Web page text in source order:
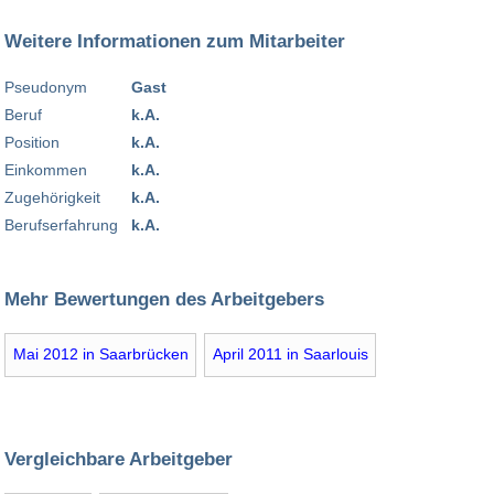
Weitere Informationen zum Mitarbeiter
Pseudonym
Beruf
Position
Einkommen
Zugehörigkeit
Berufserfahrung
Gast
k.A.
k.A.
k.A.
k.A.
k.A.
Mehr Bewertungen des Arbeitgebers
Mai 2012 in Saarbrücken April 2011 in Saarlouis
Vergleichbare Arbeitgeber